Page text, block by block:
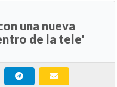
una nueva
de la tele'